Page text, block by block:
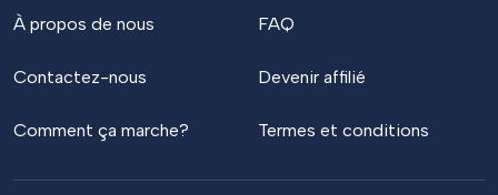
À propos de nous
Contactez-nous
Comment ça marche?
FAQ
Devenir affilié
Termes et conditions